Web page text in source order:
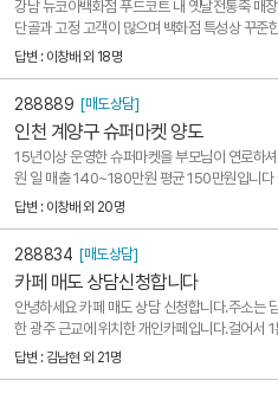
강남 뉴코아백화점 푸드코트 내 옛날전통죽 매
단골과 고정 고객이 많으며 백화점 특성상 꾸준
만 판매하지 않고 다양한 식사류를 함께 판매하
답변 : 이창배 외 18명
288889 [매도상담]
인천 계양구 슈퍼마켓 양도
15년이상 운영한 슈퍼마켓을 부모님이 연로하셔서 내놓습니다보증금 1500에 월세 120만
원 일 매출 140~180만원 평균 150만원입니다 권리금은 8000만원입니다 오래운영하셔
서 단골 다수확보되어 있습니다
답변 : 이창배 외 20명
288834 [매도상담]
카페 매도 상담신청합니다
안녕하세요 카페 매도 상담 신청합니다.주소는
한 광주 근교에 위치한 개인카페입니다.걸어서
다.23년 2월부터 현재까지 성황리에 영업중이
답변 : 김남현 외 21명